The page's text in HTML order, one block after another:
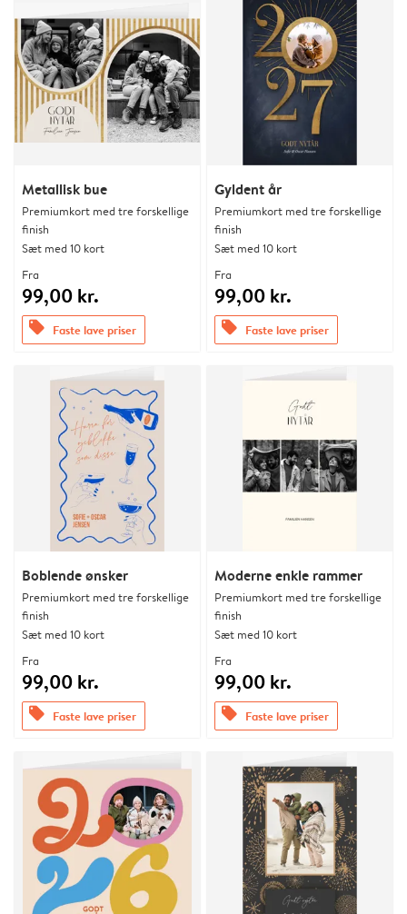
Metallisk bue
Premiumkort med tre forskellige
finish
Sæt med 10 kort
Fra
99,00 kr.
offers Faste lave priser
Gyldent år
Premiumkort med tre forskellige
finish
Sæt med 10 kort
Fra
99,00 kr.
offers Faste lave priser
Boblende ønsker
Premiumkort med tre forskellige
finish
Sæt med 10 kort
Fra
99,00 kr.
offers Faste lave priser
Moderne enkle rammer
Premiumkort med tre forskellige
finish
Sæt med 10 kort
Fra
99,00 kr.
offers Faste lave priser